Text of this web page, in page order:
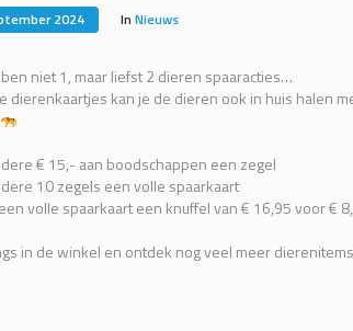
2024 In Nieuws
niet 1, maar liefst 2 dieren spaaracties…
dierenkaartjes kan je de dieren ook in huis halen
€ 15,- aan boodschappen een zegel
10 zegels een volle spaarkaart
volle spaarkaart een knuffel van € 16,95 voor €
in de winkel en ontdek nog veel meer